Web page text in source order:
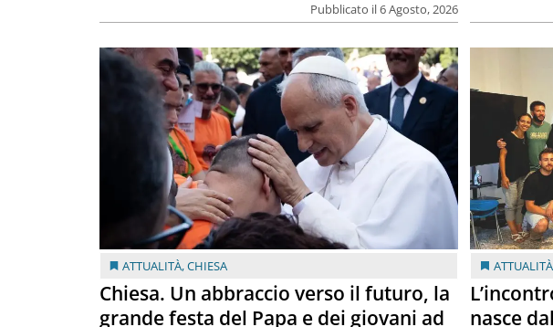
Pubblicato il 6 Agosto, 2026
ATTUALITÀ,CHIESA
Chiesa. Un abbraccio verso il futuro, la
grande festa del Papa e dei giovani ad
ATTUALITÀ
nasce